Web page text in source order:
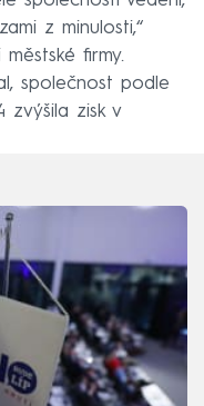
z minulosti,“
firmy.
společnost podle
zvýšila zisk v